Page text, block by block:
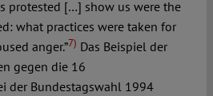
protested […] show us were the
what practices were taken for
anger.”7) Das Beispiel der
gegen die 16
der Bundestagswahl 1994